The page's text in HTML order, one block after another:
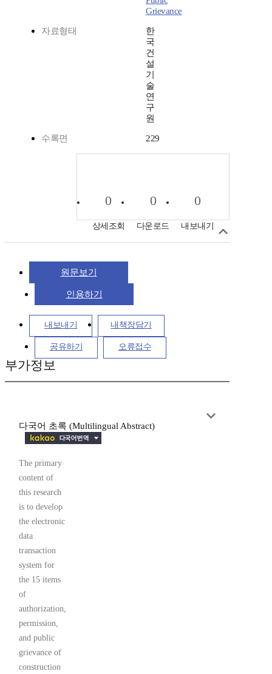
Grievance
자료형태
한
국
건
설
기
술
연
구
원
수록면 229
0
상세조회
0
다운로드
0
내보내기
원문보기
인용하기
내보내기 내책장담기
공유하기 오류접수
부가정보
다국어 초록 (Multilingual Abstract)
The primary
content of
this research
is to develop
the electronic
data
transaction
system for
the 15 items
of
authorization,
permission,
and public
grievance of
construction